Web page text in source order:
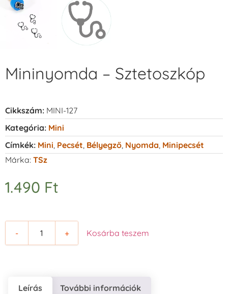
Mininyomda – Sztetoszkóp
Cikkszám: MINI-127
Kategória: Mini
Címkék: Mini Pecsét Bélyegző Nyomda Minipecsét
Márka: TSz
1.490 Ft
- + Kosárba teszem
Leírás További információk